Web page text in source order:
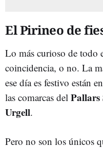
El Pirineo de
Lo más curioso de todo
coincidencia, o no. La
ese día es festivo están
las comarcas del Pallars
Urgell.
Pero no son los únicos